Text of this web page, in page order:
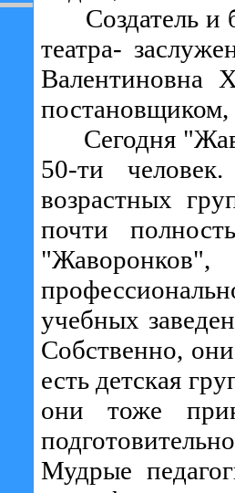
Создатель и
театра-
Валентиновна
постановщиком,
Сегодня
50-ти
возрастных
почти
учебных
Собственно,
есть детская
они тоже
Мудрые